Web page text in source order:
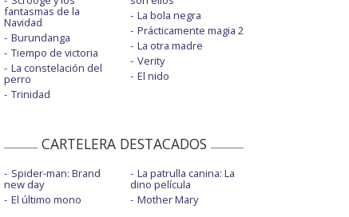
fantasmas de la
Navidad
Burundanga
Tiempo de victoria
La constelación del
perro
Trinidad
La bola negra
Prácticamente magia 2
La otra madre
Verity
El nido
CARTELERA DESTACADOS
Spider-man: Brand
new day
El último mono
La patrulla canina: La
dino película
Mother Mary